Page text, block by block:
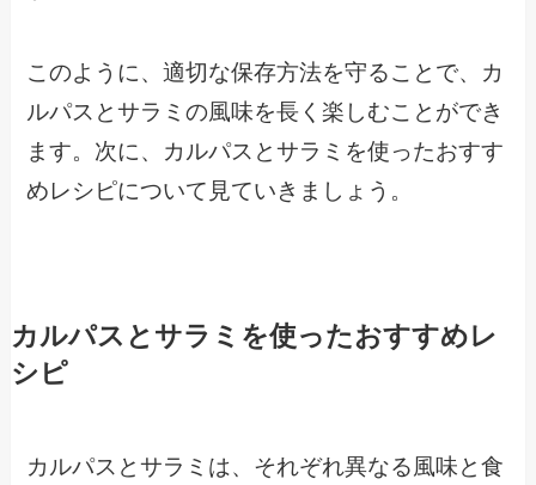
このように、適切な保存方法を守ることで、カ
ルパスとサラミの風味を長く楽しむことができ
ます。次に、カルパスとサラミを使ったおすす
めレシピについて見ていきましょう。
カルパスとサラミを使ったおすすめレ
シピ
カルパスとサラミは、それぞれ異なる風味と食